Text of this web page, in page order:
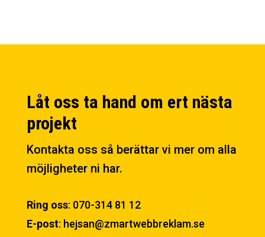
Låt oss ta hand om ert nästa
projekt
Kontakta oss så berättar vi mer om alla
möjligheter ni har.
Ring oss: 070-314 81 12
E-post: hejsan@zmartwebbreklam.se